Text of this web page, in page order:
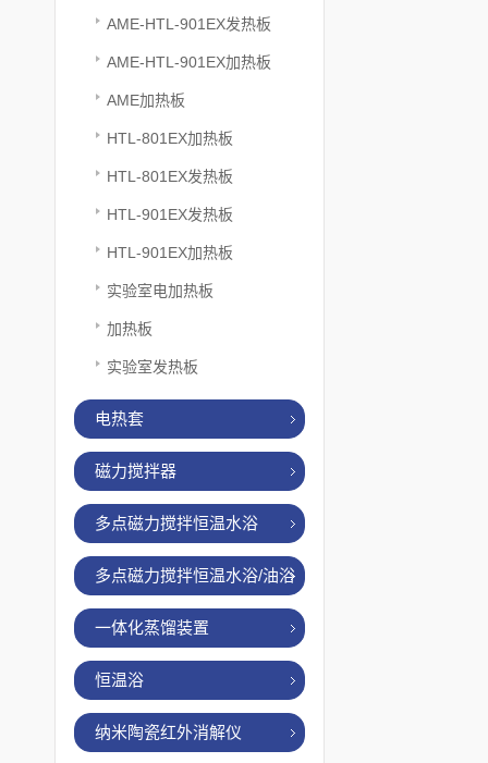
AME-HTL-901EX发热板
AME-HTL-901EX加热板
AME加热板
HTL-801EX加热板
HTL-801EX发热板
HTL-901EX发热板
HTL-901EX加热板
实验室电加热板
加热板
实验室发热板
电热套
磁力搅拌器
多点磁力搅拌恒温水浴
多点磁力搅拌恒温水浴/油浴
一体化蒸馏装置
恒温浴
纳米陶瓷红外消解仪